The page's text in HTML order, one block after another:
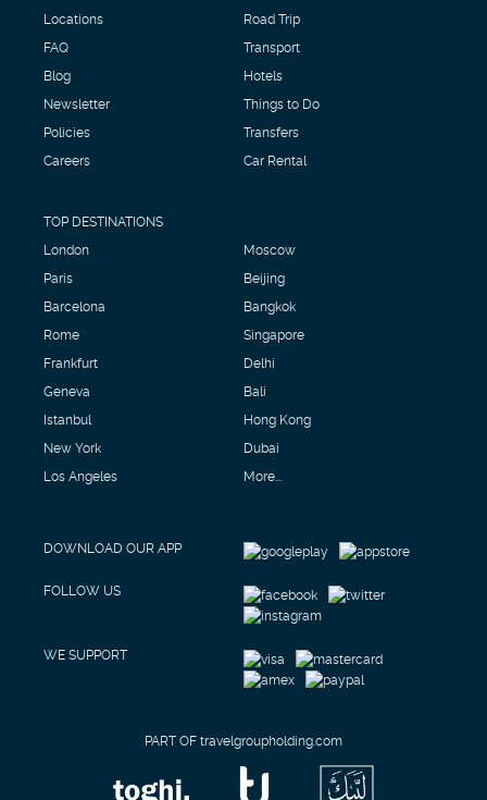
Locations
FAQ
Blog
Newsletter
Policies
Careers
Road Trip
Transport
Hotels
Things to Do
Transfers
Car Rental
TOP DESTINATIONS
London
Paris
Barcelona
Rome
Frankfurt
Geneva
Istanbul
New York
Los Angeles
Moscow
Beijing
Bangkok
Singapore
Delhi
Bali
Hong Kong
Dubai
More...
DOWNLOAD OUR APP
FOLLOW US
WE SUPPORT
PART OF travelgroupholding.com